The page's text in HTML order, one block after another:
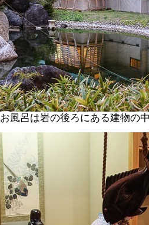
お風呂は岩の後ろにある建物の